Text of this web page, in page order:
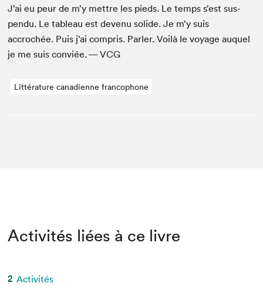
J’ai eu peur de m’y met­tre les pieds. Le temps s’est sus­
pendu. Le tableau est devenu solide. Je m’y suis
accrochée. Puis j’ai com­pris. Par­ler. Voilà le voy­age auquel
je me suis con­viée. —VCG
Littérature canadienne francophone
Activités liées à ce livre
2 Activités